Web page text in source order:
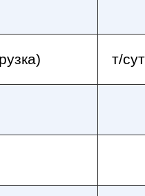
т/сут